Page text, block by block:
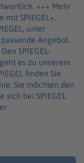
+++ Mehr
SPIEGEL+.
Angebot.
sich bei SPIEGEL